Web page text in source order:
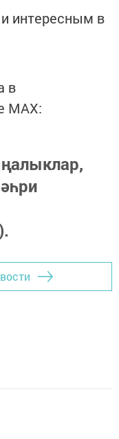
интересным в
в
MАХ: